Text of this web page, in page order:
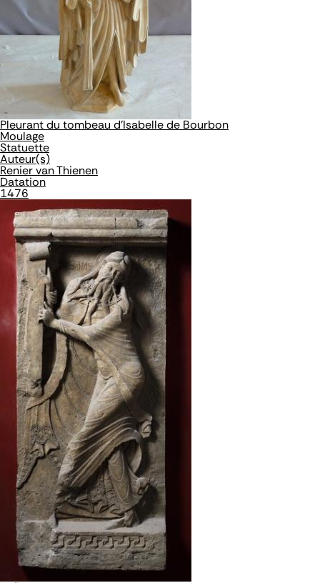
Pleurant du tombeau d'Isabelle de Bourbon
Moulage
Statuette
Auteur(s)
Renier van Thienen
Datation
1476